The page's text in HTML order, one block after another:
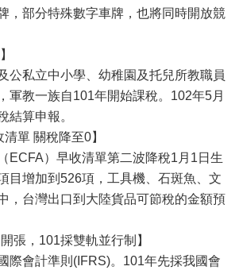
，部分特殊數字車牌，也將同時開放競
公私立中小學、幼稚園及托兒所教職員
軍教一族自101年開始課稅。102年5月
結算申報。
單 關稅降至0】
ECFA）早收清單第二波降稅1月1日生
目增加到526項，工具機、石斑魚、文
，台灣出口到大陸貨品可節稅的金額預
張，101採雙軌並行制】
際會計準則(IFRS)。101年先採我國會